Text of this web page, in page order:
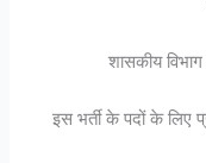
शासकीय विभाग
इस भर्ती के पदों के